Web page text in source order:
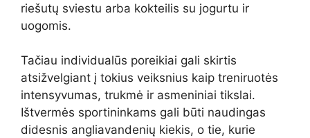
riešutų sviestu arba kokteilis su jogurtu ir
uogomis.
Tačiau individualūs poreikiai gali skirtis
atsižvelgiant į tokius veiksnius kaip treniruotės
intensyvumas, trukmė ir asmeniniai tikslai.
Ištvermės sportininkams gali būti naudingas
didesnis angliavandenių kiekis, o tie, kurie